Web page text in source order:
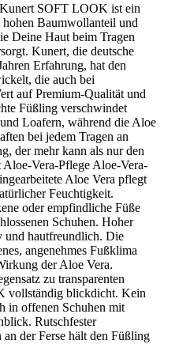
SOFT LOOK ist ein
Baumwollanteil und
Deine Haut beim Tragen
Kunert, die deutsche
Erfahrung, hat den
die auch bei
auf Premium-Qualität und
Füßling verschwindet
Loafern, während die Aloe
bei jedem Tragen an
der mehr kann als nur den
Vera-Pflege Aloe-Vera-
Aloe Vera pflegt
Feuchtigkeit.
oder empfindliche Füße
Schuhen. Hoher
hautfreundlich. Die
angenehmes Fußklima
der Aloe Vera.
zu transparenten
vollständig blickdicht. Kein
in offenen Schuhen mit
Rutschfester
der Ferse hält den Füßling